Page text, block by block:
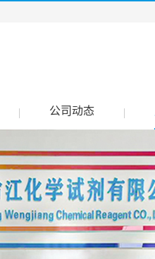
公司动态